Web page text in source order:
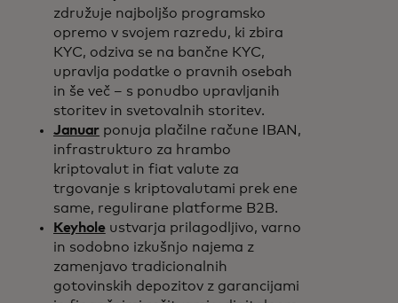
združuje najboljšo programsko
opremo v svojem razredu, ki zbira
KYC, odziva se na bančne KYC,
upravlja podatke o pravnih osebah
in še več – s ponudbo upravljanih
storitev in svetovalnih storitev.
Januar ponuja plačilne račune IBAN,
infrastrukturo za hrambo
kriptovalut in fiat valute za
trgovanje s kriptovalutami prek ene
same, regulirane platforme B2B.
Keyholeustvarja prilagodljivo, varno
in sodobno izkušnjo najema z
zamenjavo tradicionalnih
gotovinskih depozitov z garancijami